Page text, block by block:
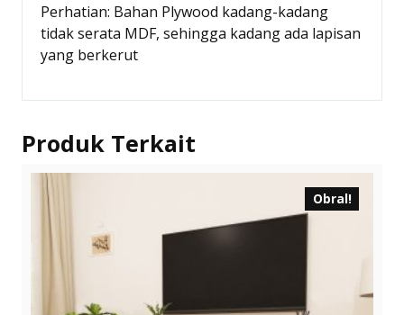
Perhatian: Bahan Plywood kadang-kadang
tidak serata MDF, sehingga kadang ada lapisan
yang berkerut
Produk Terkait
Obral!